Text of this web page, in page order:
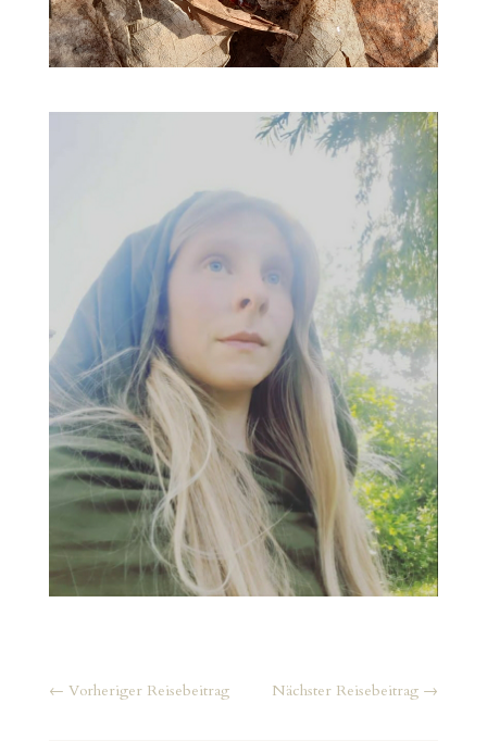
← Vorheriger Reisebeitrag Nächster Reisebeitrag →